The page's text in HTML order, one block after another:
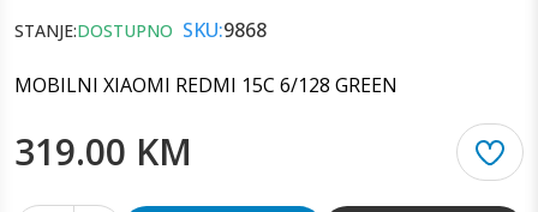
STANJE:DOSTUPNO SKU:9868
MOBILNI XIAOMI REDMI 15C 6/128 GREEN
319.00 KM